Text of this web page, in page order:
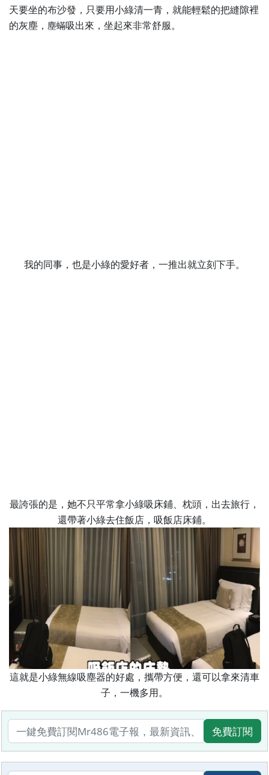
天要坐的布沙發，只要用小綠清一青，就能輕鬆的把縫隙裡
的灰塵， 塵蟎吸出來，坐起來非常舒服。
我的同事，也是小綠的愛好者，一推出就立刻下手。
最誇張的是，她不只平常拿小綠吸床鋪、枕頭，出去旅行，
還帶著小綠去住飯店，吸飯店床鋪。
這就是小綠無線吸塵器的好處，攜帶方便，還可以拿來清車
子，一機多用。
免費訂閱